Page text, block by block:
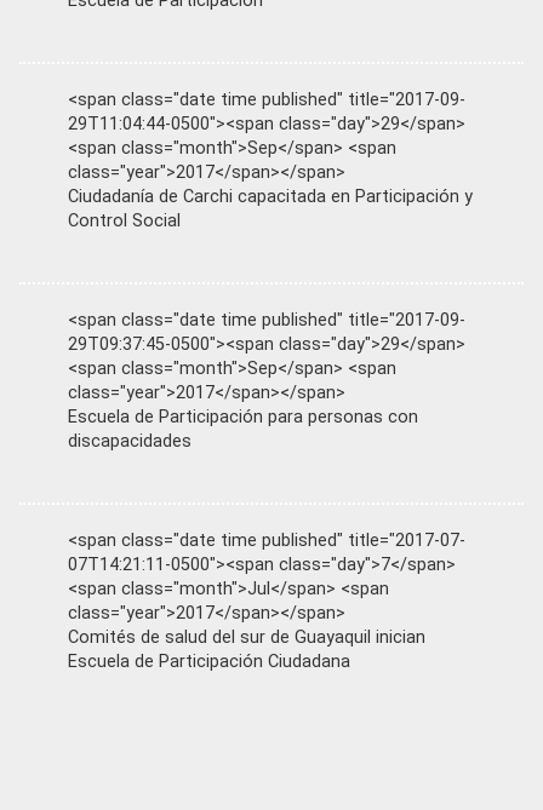
<span class="date time published" title="2017-09-
29T11:04:44-0500"><span class="day">29</span>
<span class="month">Sep</span> <span
class="year">2017</span></span>
Ciudadanía de Carchi capacitada en Participación y
Control Social
<span class="date time published" title="2017-09-
29T09:37:45-0500"><span class="day">29</span>
<span class="month">Sep</span> <span
class="year">2017</span></span>
Escuela de Participación para personas con
discapacidades
<span class="date time published" title="2017-07-
07T14:21:11-0500"><span class="day">7</span>
<span class="month">Jul</span> <span
class="year">2017</span></span>
Comités de salud del sur de Guayaquil inician
Escuela de Participación Ciudadana